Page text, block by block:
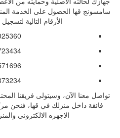
سامسونج قها الحصول على الخدمة
الأرقام التالية
تواصل معنا الآن، وسيتولى فريقنا
فائقة داخل منزلك في قها، فنحن
الاجهزه الالكتروني